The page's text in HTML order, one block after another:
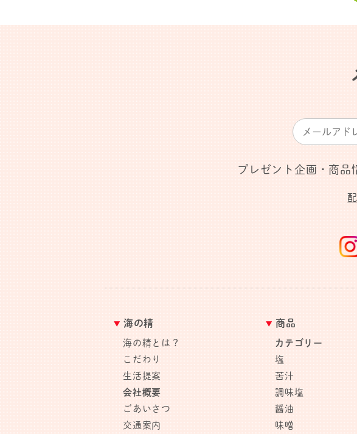
プレゼント企画・商品
海の精
海の精とは？
こだわり
生活提案
会社概要
ごあいさつ
交通案内
商品
カテゴリー
塩
苦汁
調味塩
醤油
味噌